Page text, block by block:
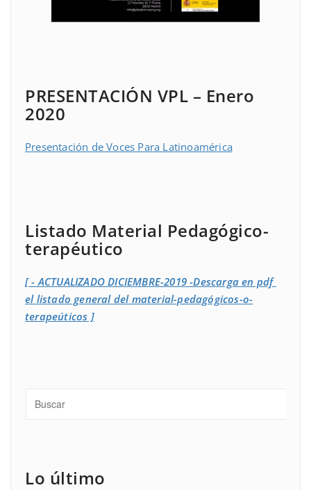
PRESENTACIÓN VPL – Enero
2020
Presentación de Voces Para Latinoamérica
Listado Material Pedagógico-
terapéutico
[ - ACTUALIZADO DICIEMBRE-2019 -Descarga en pdf
el listado general del material-pedagógicos-o-
terapeúticos ]
Lo último